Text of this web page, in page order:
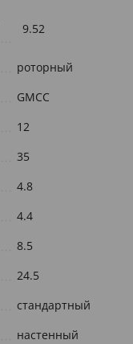
9.52
роторный
GMCC
12
35
4.8
4.4
8.5
24.5
стандартный
настенный